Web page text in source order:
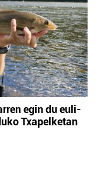
egin du euli-
Txapelketan